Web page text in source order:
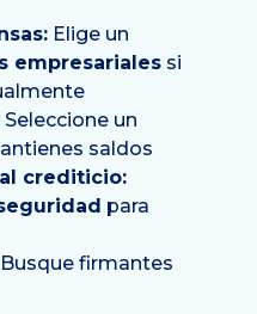
Elige un
empresariales si
Seleccione un
saldos
crediticio:
para
Busque firmantes